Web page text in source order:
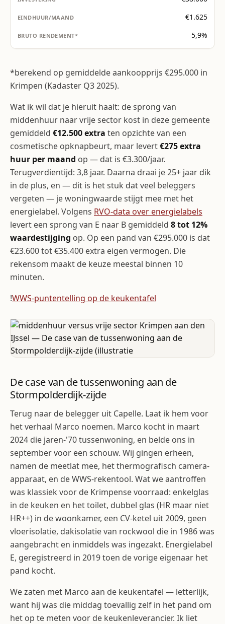
€1.625
5,9%
*berekend op gemiddelde aankoopprijs €295.000 in
Krimpen (Kadaster Q3 2025).
Wat ik wil dat je hieruit haalt: de sprong van
middenhuur naar vrije sector kost in deze gemeente
gemiddeld €12.500 extra ten opzichte van een
cosmetische opknapbeurt, maar levert€275 extra
huur per maand op — dat is €3.300/jaar.
Terugverdientijd: 3,8 jaar. Daarna draai je 25+ jaar dik
in de plus, en — dit is het stuk dat veel beleggers
vergeten — je woningwaarde stijgt mee met het
energielabel. Volgens RVO-data over energielabels
levert een sprong van E naar B gemiddeld 8 tot 12%
waardestijging op. Op een pand van €295.000 is dat
€23.600 tot €35.400 extra eigen vermogen. Die
rekensom maakt de keuze meestal binnen 10
minuten.
!WWS-puntentelling op de keukentafel
De case van de tussenwoning aan de
Stormpolderdijk-zijde
Terug naar de belegger uit Capelle. Laat ik hem voor
het verhaal Marco noemen. Marco kocht in maart
2024 die jaren-'70 tussenwoning, en belde ons in
september voor een schouw. Wij gingen erheen,
namen de meetlat mee, het thermografisch camera-
apparaat, en de WWS-rekentool. Wat we aantroffen
was klassiek voor de Krimpense voorraad: enkelglas
in de keuken en het toilet, dubbel glas (HR maar niet
HR++) in de woonkamer, een CV-ketel uit 2009, geen
vloerisolatie, dakisolatie van rockwool die in 1986 was
aangebracht en inmiddels was ingezakt. Energielabel
E, geregistreerd in 2019 toen de vorige eigenaar het
pand kocht.
We zaten met Marco aan de keukentafel — letterlijk,
want hij was die middag toevallig zelf in het pand om
het op te meten voor de keukenleverancier. Ik liet